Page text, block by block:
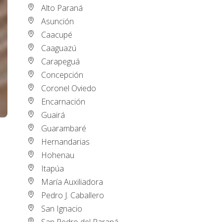
Alto Paraná
Asunción
Caacupé
Caaguazú
Carapeguá
Concepción
Coronel Oviedo
Encarnación
Guairá
Guarambaré
Hernandarias
Hohenau
Itapúa
María Auxiliadora
Pedro J. Caballero
San Ignacio